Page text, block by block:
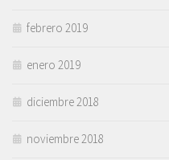
febrero 2019
enero 2019
diciembre 2018
noviembre 2018